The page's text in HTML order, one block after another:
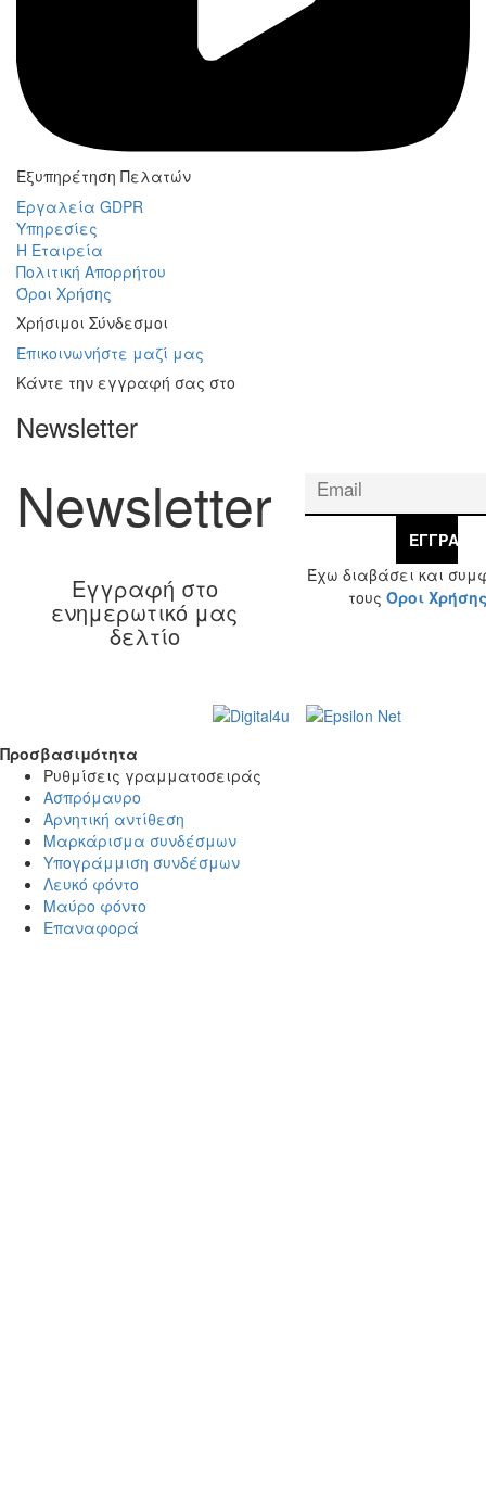
Εξυπηρέτηση Πελατών
Εργαλεία GDPR
Υπηρεσίες
Η Εταιρεία
Πολιτική Απορρήτου
Όροι Χρήσης
Χρήσιμοι Σύνδεσμοι
Επικοινωνήστε μαζί μας
Κάντε την εγγραφή σας στο
Newsletter
Newsletter
Εγγραφή στο
ενημερωτικό μας
δελτίο
ΕΓΓΡΑΦΉ
Έχω διαβάσει και
τους Όροι
Προσβασιμότητα
Προσβασιμότητα
Ρυθμίσεις γραμματοσειράς
Ασπρόμαυρο
Αρνητική αντίθεση
Μαρκάρισμα συνδέσμων
Υπογράμμιση συνδέσμων
Λευκό φόντο
Μαύρο φόντο
Επαναφορά